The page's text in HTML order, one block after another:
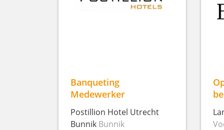
Banqueting
Medewerker
Postillion Hotel Utrecht
Bunnik Bunnik